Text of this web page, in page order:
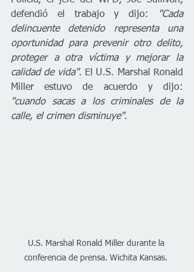
defendió el trabajo y dijo:
"Cada
delincuente detenido representa una
oportunidad para prevenir otro delito,
proteger a otra víctima y mejorar la
calidad de vida". El U.S. Marshal Ronald
"cuando sacas a los criminales de la
calle, el crimen disminuye".
U.S. Marshal Ronald Miller durante la
conferencia de prensa. Wichita Kansas.